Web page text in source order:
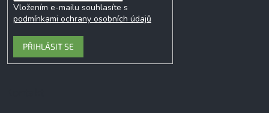
Vložením e-mailu souhlasíte s
podmínkami ochrany osobních údajů
PŘIHLÁSIT SE